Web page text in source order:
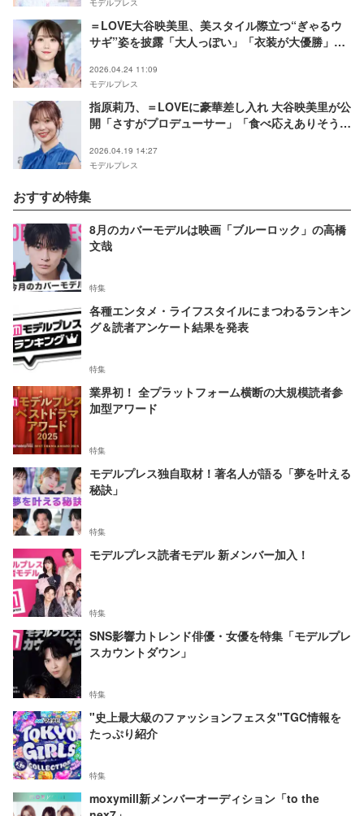
モデルプレス
＝LOVE大谷映美里、美スタイル際立つ“ぎゃるウ
サギ”姿を披露「大人っぽい」「衣装が大優勝」髪
2026.04.24 11:09
モデルプレス
指原莉乃、＝LOVEに豪華差し入れ 大谷映美里が公
開「さすがプロデューサー」「食べ応えありそう」
2026.04.19 14:27
モデルプレス
おすすめ特集
8月のカバーモデルは映画「ブルーロック」の高橋
文哉
特集
各種エンタメ・ライフスタイルにまつわるランキン
グ＆読者アンケート結果を発表
特集
業界初！ 全プラットフォーム横断の大規模読者参
加型アワード
特集
モデルプレス独自取材！著名人が語る「夢を叶える
秘訣」
特集
モデルプレス読者モデル 新メンバー加入！
特集
SNS影響力トレンド俳優・女優を特集「モデルプレ
スカウントダウン」
特集
"史上最大級のファッションフェスタ"TGC情報を
たっぷり紹介
特集
moxymill新メンバーオーディション「to the